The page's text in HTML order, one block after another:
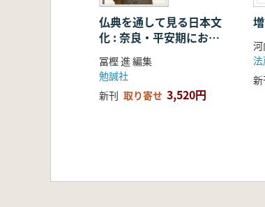
仏典を通して見る日本文
化 : 奈良・平安期におけ
る仏教の受容・融合・展
開
冨樫 進 編集
勉誠社
新刊 取り寄せ 3,520円
新